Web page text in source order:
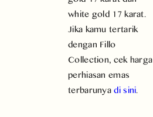
white gold 17 karat.
Jika kamu tertarik
dengan Fillo
Collection, cek harga
perhiasan emas
terbarunyadi sini.